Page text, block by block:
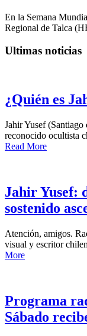
En la Semana
Regional de Talca
Ultimas noticias
¿Quién es
Jahir Yusef
reconocido ocultista
Read More
Jahir Yusef:
sostenido
Atención, amigos.
visual y escritor
More
Programa
Sábado